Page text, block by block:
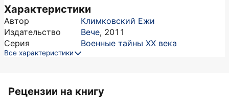
Характеристики
Автор
Климковский Ежи
Издательство
Вече, 2011
Серия
Военные тайны ХХ века
Все характеристики
Рецензии на книгу